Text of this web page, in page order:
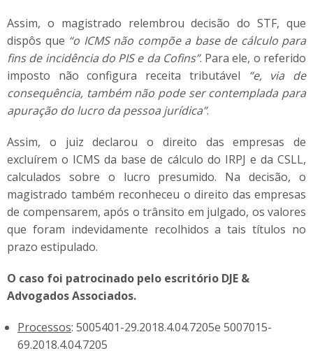
Assim, o magistrado relembrou decisão do STF, que
dispôs que “o ICMS não compõe a base de cálculo para
fins de incidência do PIS e da Cofins”. Para ele, o referido
imposto não configura receita tributável
“e, via de
consequência, também não pode ser contemplada para
apuração do lucro da pessoa jurídica”.
Assim, o juiz declarou o direito das empresas de
excluírem o ICMS da base de cálculo do IRPJ e da CSLL,
calculados sobre o lucro presumido. Na decisão, o
magistrado também reconheceu o direito das empresas
de compensarem, após o trânsito em julgado, os valores
que foram indevidamente recolhidos a tais títulos no
prazo estipulado.
O caso foi patrocinado pelo escritório DJE &
Advogados Associados.
Processos: 5005401-29.2018.4.04.7205e 5007015-
69.2018.4.04.7205